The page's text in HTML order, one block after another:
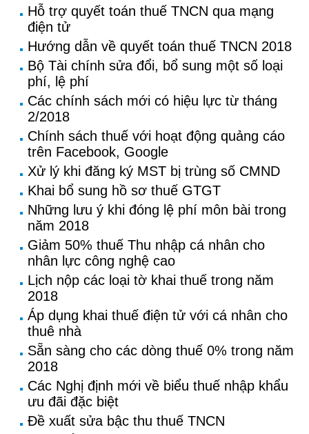
Hỗ trợ quyết toán thuế TNCN qua mạng
điện tử
Hướng dẫn về quyết toán thuế TNCN 2018
Bộ Tài chính sửa đổi, bổ sung một số loại
phí, lệ phí
Các chính sách mới có hiệu lực từ tháng
2/2018
Chính sách thuế với hoạt động quảng cáo
trên Facebook, Google
Xử lý khi đăng ký MST bị trùng số CMND
Khai bổ sung hồ sơ thuế GTGT
Những lưu ý khi đóng lệ phí môn bài trong
năm 2018
Giảm 50% thuế Thu nhập cá nhân cho
nhân lực công nghệ cao
Lịch nộp các loại tờ khai thuế trong năm
2018
Áp dụng khai thuế điện tử với cá nhân cho
thuê nhà
Sẵn sàng cho các dòng thuế 0% trong năm
2018
Các Nghị định mới về biểu thuế nhập khẩu
ưu đãi đặc biệt
Đề xuất sửa bậc thu thuế TNCN